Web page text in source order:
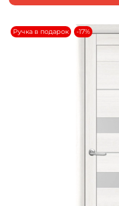
Ручка в подарок -17%